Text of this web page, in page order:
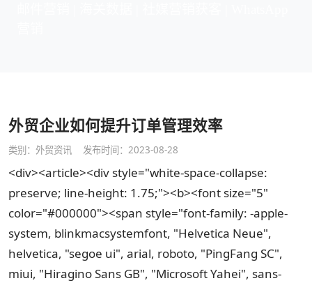
外贸企业如何提升订单管理效率
类别： 外贸资讯 发布时间：2023-08-28
<div><article><div style="white-space-collapse:
preserve; line-height: 1.75;"><b><font size="5"
color="#000000"><span style="font-family: -apple-
system, blinkmacsystemfont, "Helvetica Neue",
helvetica, "segoe ui", arial, roboto, "PingFang SC",
miui, "Hiragino Sans GB", "Microsoft Yahei", sans-